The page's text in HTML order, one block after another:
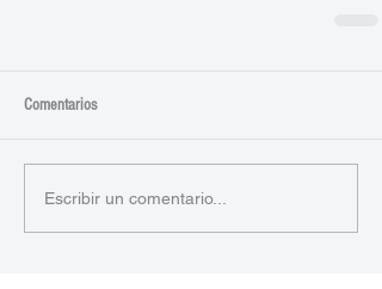
Comentarios
Escribir un comentario...